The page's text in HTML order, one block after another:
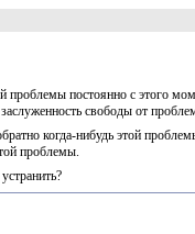
постоянно с этого
свободы от
когда-нибудь этой
проблемы.